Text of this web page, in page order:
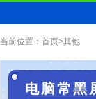
当前位置： 首页>其他
电脑常黑